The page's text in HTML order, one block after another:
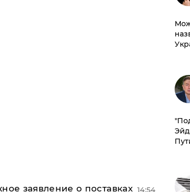
заявление о поставках 14:54